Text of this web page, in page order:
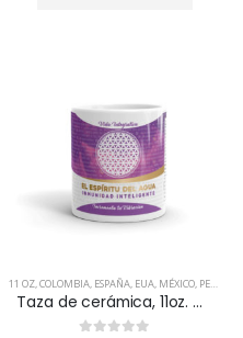
PRODUCTOS INTELIGENTES,TAZAS
11 OZ,COLOMBIA, ESPAÑA, EUA, MÉXICO, PERÚ
Taza de cerámica, 11oz. Diseñada para fortalecer los Riñones